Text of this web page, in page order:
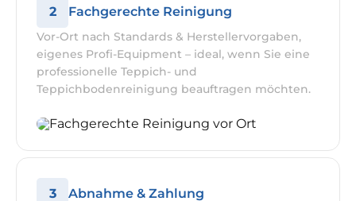
2 Fachgerechte Reinigung
Vor-Ort nach Standards & Herstellervorgaben,
eigenes Profi-Equipment – ideal, wenn Sie eine
professionelle Teppich- und
Teppichbodenreinigung beauftragen möchten.
3 Abnahme & Zahlung